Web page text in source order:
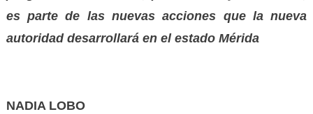
es parte de las nuevas acciones que la nueva
autoridad desarrollará en el estado Mérida
NADIA LOBO